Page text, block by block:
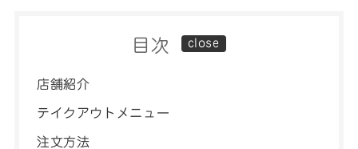
目次
店舗紹介
テイクアウトメニュー
注文方法